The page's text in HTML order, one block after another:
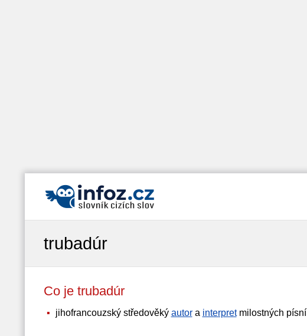
trubadúr
Co je trubadúr
jihofrancouzský středověký autora interpretmilostných písní